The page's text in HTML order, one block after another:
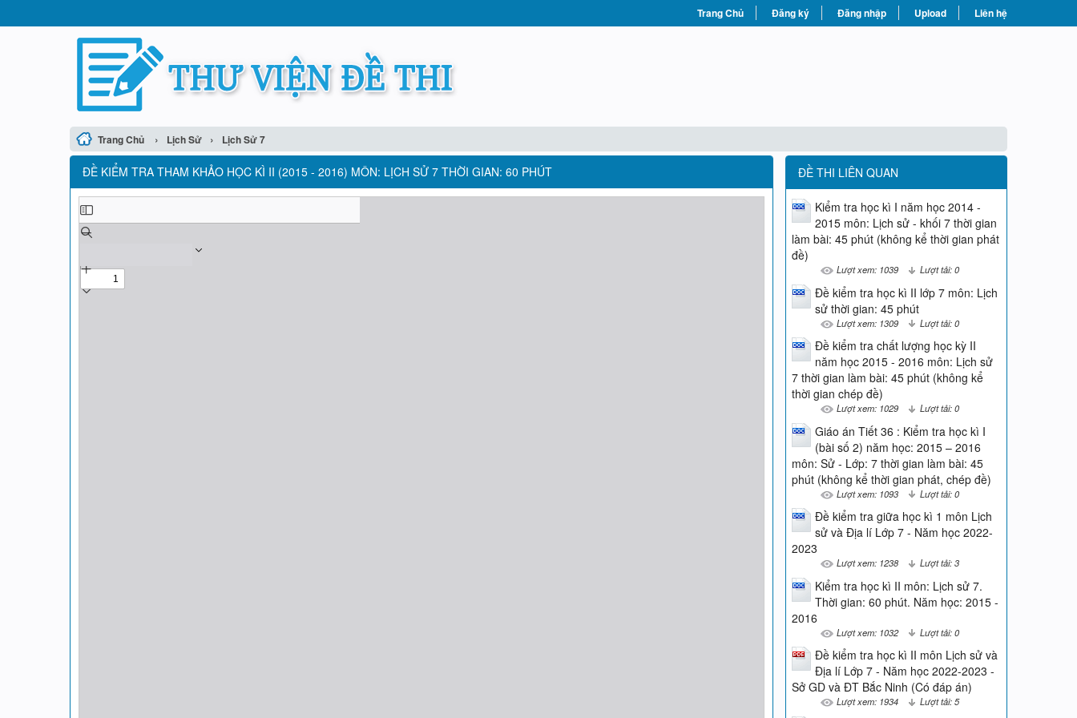
Trang Chủ Đăng ký Đăng nhập Upload Liên hệ
Trang Chủ › Lịch Sử › Lịch Sử 7
ĐỀ KIỂM TRA THAM KHẢO HỌC KÌ II (2015 - 2016) MÔN: LỊCH SỬ 7 THỜI GIAN: 60 PHÚT ĐỀ THI LIÊN QUAN
Kiểm tra học kì I năm học 2014 -
2015 môn: Lịch sử - khối 7 thời gian
làm bài: 45 phút (không kể thời gian phát
đề)
Lượt xem: 1039 Lượt tải: 0
Đề kiểm tra học kì II lớp 7 môn: Lịch
sử thời gian: 45 phút
Lượt xem: 1309 Lượt tải: 0
Đề kiểm tra chất lượng học kỳ II
năm học 2015 - 2016 môn: Lịch sử
7 thời gian làm bài: 45 phút (không kể
thời gian chép đề)
Lượt xem: 1029 Lượt tải: 0
Giáo án Tiết 36 : Kiểm tra học kì I
(bài số 2) năm học: 2015 – 2016
môn: Sử - Lớp: 7 thời gian làm bài: 45
phút (không kể thời gian phát, chép đề)
Lượt xem: 1093 Lượt tải: 0
Đề kiểm tra giữa học kì 1 môn Lịch
sử và Địa lí Lớp 7 - Năm học 2022-
2023
Lượt xem: 1238 Lượt tải: 3
Kiểm tra học kì II môn: Lịch sử 7.
Thời gian: 60 phút. Năm học: 2015 -
2016
Lượt xem: 1032 Lượt tải: 0
Đề kiểm tra học kì II môn Lịch sử và
Địa lí Lớp 7 - Năm học 2022-2023 -
Sở GD và ĐT Bắc Ninh (Có đáp án)
Lượt xem: 1934 Lượt tải: 5